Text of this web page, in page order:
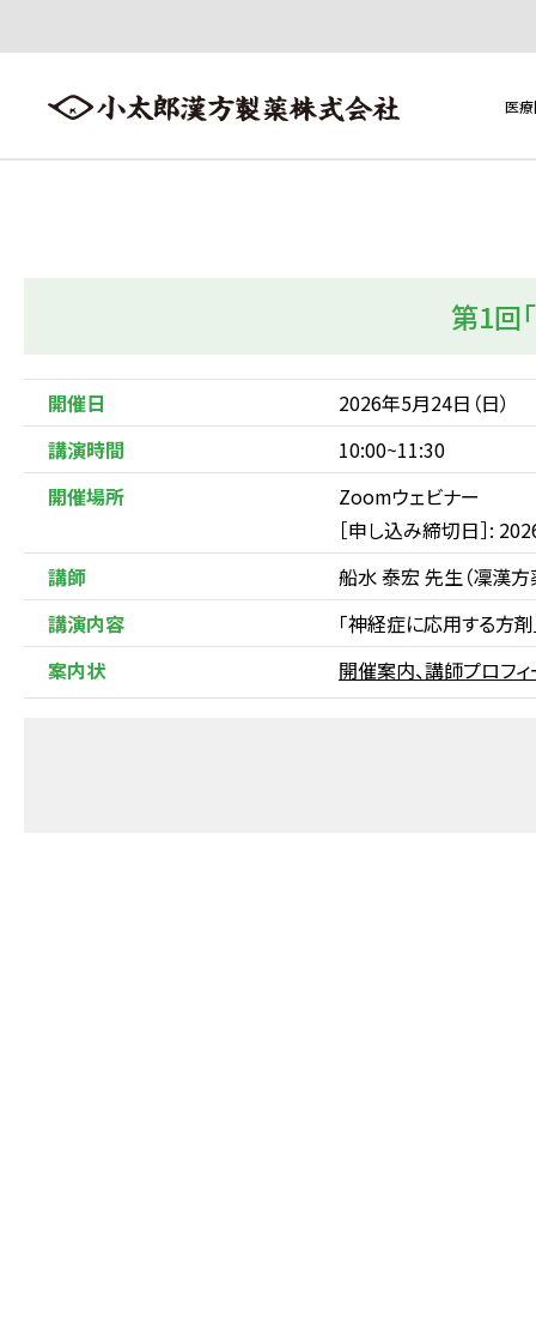
医
添加物一覧
第1回
開催日
2026年5月24日（日）
講演時間
10:00~11:30
開催場所
Zoomウェビナー
［申し込み締切日］:
講師
船水 泰宏 先生（凜漢方
講演内容
「神経症に応用する方剤
案内状
開催案内、講師プロ